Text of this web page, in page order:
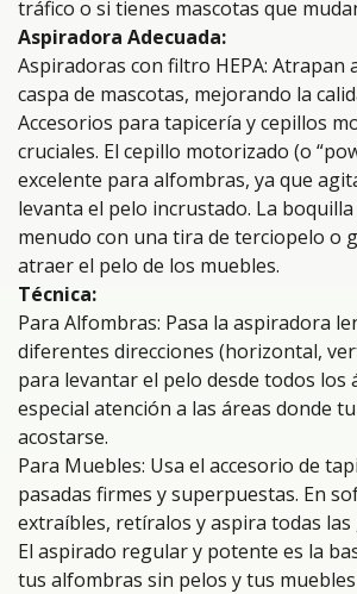
tráfico o si tienes mascotas que
Aspiradora Adecuada:
Aspiradoras con filtro HEPA: Atrapan
caspa de mascotas, mejorando la
Accesorios para tapicería y cepillos
cruciales. El cepillo motorizado (o
excelente para alfombras, ya que
levanta el pelo incrustado. La
menudo con una tira de terciopelo o
atraer el pelo de los muebles.
Técnica:
Para Alfombras: Pasa la aspiradora
diferentes direcciones (horizontal,
para levantar el pelo desde todos los
especial atención a las áreas donde
acostarse.
Para Muebles: Usa el accesorio de
pasadas firmes y superpuestas. En
extraíbles, retíralos y aspira todas las
El aspirado regular y potente es la
tus alfombras sin pelos y tus